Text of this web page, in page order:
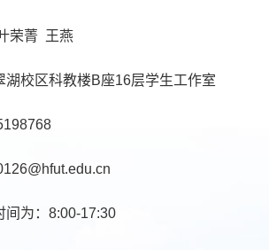
荣菁 王燕
湖校区科教楼B座16层学生工作室
间为：8:00-17:30